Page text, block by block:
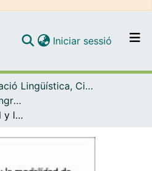
Navega per tot el DD
Com publicar
Contacte
Iniciar sessió (current)
Educació Lingüística, Científica i Matemàtica
Comunicacions a congressos (Educació Lingüística, Científica i Matemàtica)
Efectos de la aptitud y la modalidad de input en el aprendizaje de vocabulario a través de series de televisión subtituladas